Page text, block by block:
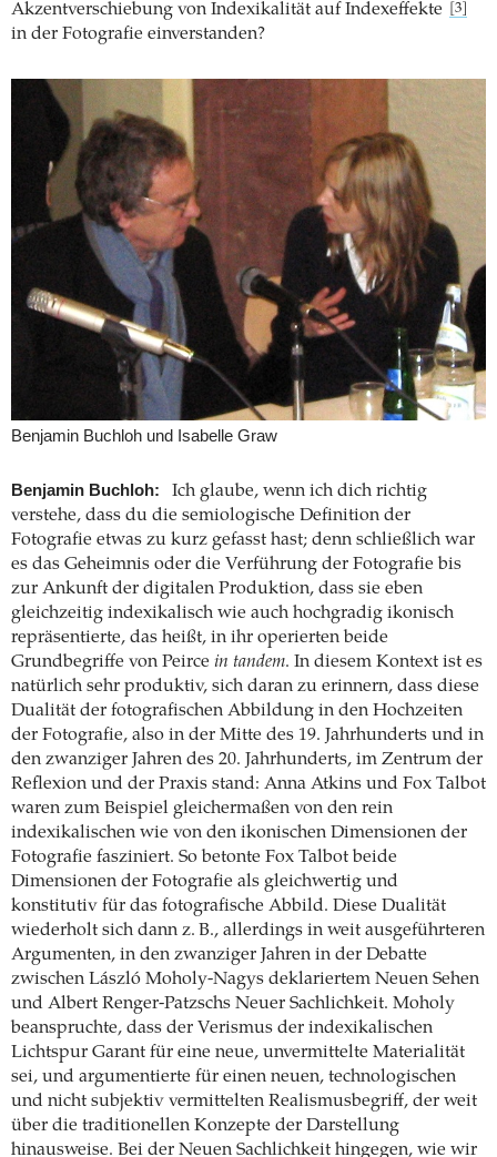
Akzentverschiebung von Indexikalität auf Indexeffekte
[3]
in der Fotografie einverstanden?
Benjamin Buchloh und Isabelle Graw
Benjamin Buchloh:
Ich glaube, wenn ich dich richtig
verstehe, dass du die semiologische Definition der
Fotografie etwas zu kurz gefasst hast; denn schließlich war
es das Geheimnis oder die Verführung der Fotografie bis
zur Ankunft der digitalen Produktion, dass sie eben
gleichzeitig indexikalisch wie auch hochgradig ikonisch
repräsentierte, das heißt, in ihr operierten beide
Grundbegriffe von Peirce in tandem. In diesem Kontext ist es
natürlich sehr produktiv, sich daran zu erinnern, dass diese
Dualität der fotografischen Abbildung in den Hochzeiten
der Fotografie, also in der Mitte des 19. Jahrhunderts und in
den zwanziger Jahren des 20. Jahrhunderts, im Zentrum der
Reflexion und der Praxis stand: Anna Atkins und Fox Talbot
waren zum Beispiel gleichermaßen von den rein
indexikalischen wie von den ikonischen Dimensionen der
Fotografie fasziniert. So betonte Fox Talbot beide
Dimensionen der Fotografie als gleichwertig und
konstitutiv für das fotografische Abbild. Diese Dualität
wiederholt sich dann z. B., allerdings in weit ausgeführteren
Argumenten, in den zwanziger Jahren in der Debatte
zwischen László Moholy-Nagys deklariertem Neuen Sehen
und Albert Renger-Patzschs Neuer Sachlichkeit. Moholy
beanspruchte, dass der Verismus der indexikalischen
Lichtspur Garant für eine neue, unvermittelte Materialität
sei, und argumentierte für einen neuen, technologischen
und nicht subjektiv vermittelten Realismusbegriff, der weit
über die traditionellen Konzepte der Darstellung
hinausweise. Bei der Neuen Sachlichkeit hingegen, wie wir